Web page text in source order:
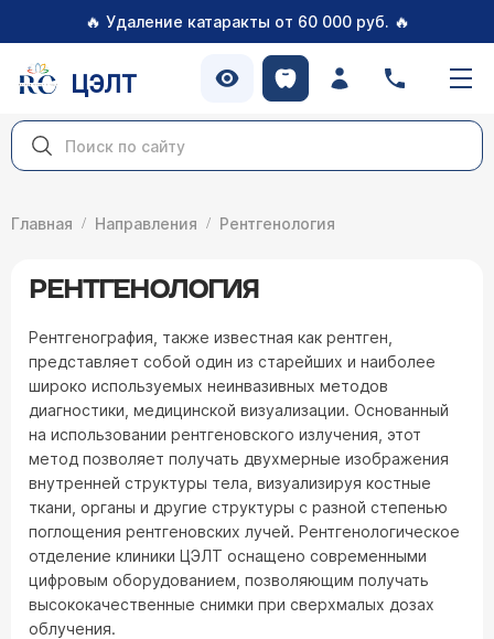
🔥 Удаление катаракты от 60 000 руб. 🔥
ЦЭЛТ
Главная Направления Рентгенология
РЕНТГЕНОЛОГИЯ
Рентгенография, также известная как рентген,
представляет собой один из старейших и наиболее
широко используемых неинвазивных методов
диагностики, медицинской визуализации. Основанный
на использовании рентгеновского излучения, этот
метод позволяет получать двухмерные изображения
внутренней структуры тела, визуализируя костные
ткани, органы и другие структуры с разной степенью
поглощения рентгеновских лучей. Рентгенологическое
отделение клиники ЦЭЛТ оснащено современными
цифровым оборудованием, позволяющим получать
высококачественные снимки при сверхмалых дозах
облучения.